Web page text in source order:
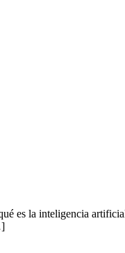
es la inteligencia